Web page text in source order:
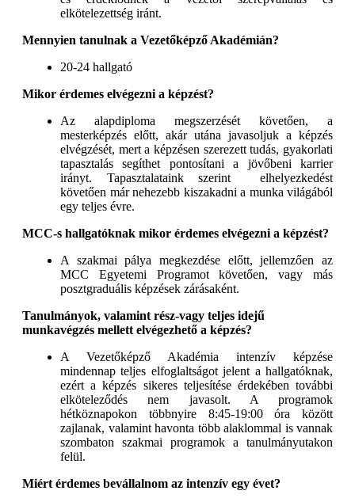
elkötelezettség iránt.
Mennyien tanulnak a Vezetőképző Akadémián?
20-24 hallgató
Mikor érdemes elvégezni a képzést?
Az alapdiploma megszerzését követően, a
mesterképzés előtt, akár utána javasoljuk a képzés
elvégzését, mert a képzésen szerezett tudás, gyakorlati
tapasztalás segíthet pontosítani a jövőbeni karrier
irányt. Tapasztalataink szerint elhelyezkedést
követően már nehezebb kiszakadni a munka világából
egy teljes évre.
MCC-s hallgatóknak mikor érdemes elvégezni a képzést?
A szakmai pálya megkezdése előtt, jellemzően az
MCC Egyetemi Programot követően, vagy más
posztgraduális képzések zárásaként.
Tanulmányok, valamint rész-vagy teljes idejű
munkavégzés mellett elvégezhető a képzés?
A Vezetőképző Akadémia intenzív képzése
mindennap teljes elfoglaltságot jelent a hallgatóknak,
ezért a képzés sikeres teljesítése érdekében további
elköteleződés nem javasolt. A programok
hétköznapokon többnyire 8:45-19:00 óra között
zajlanak, valamint havonta több alaklommal is vannak
szombaton szakmai programok a tanulmányutakon
felül.
Miért érdemes bevállalnom az intenzív egy évet?